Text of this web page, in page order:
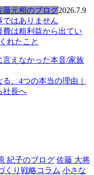
藤元相のブログ2026.7.9
はありません
費は粗利益から出てい
れたこと
言えなかった本音/家族
、4つの本当の理由｜
社長へ
紀子のブログ 佐藤 大将
くり戦略コラム 小さな